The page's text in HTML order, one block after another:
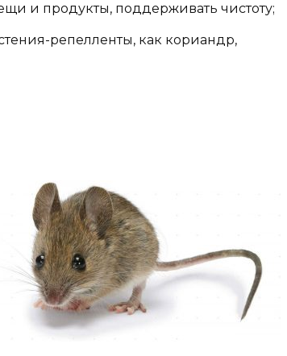
и продукты, поддерживать чистоту;
репелленты, как кориандр,